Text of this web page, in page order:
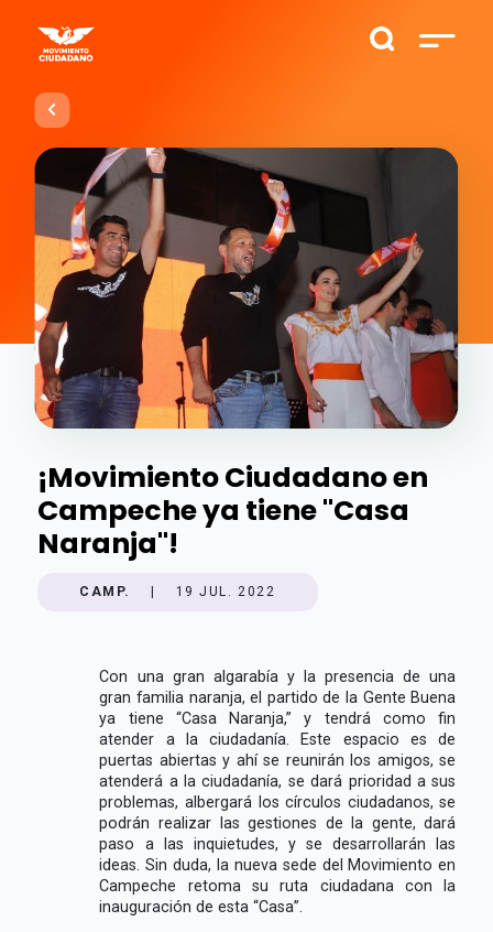
¡Movimiento Ciudadano en
Campeche ya tiene "Casa
Naranja"!
CAMP. 19 JUL. 2022
Con una gran algarabía y la presencia de una
gran familia naranja, el partido de la Gente Buena
ya tiene “Casa Naranja,” y tendrá como fin
atender a la ciudadanía. Este espacio es de
puertas abiertas y ahí se reunirán los amigos, se
atenderá a la ciudadanía, se dará prioridad a sus
problemas, albergará los círculos ciudadanos, se
podrán realizar las gestiones de la gente, dará
paso a las inquietudes, y se desarrollarán las
ideas. Sin duda, la nueva sede del Movimiento en
Campeche retoma su ruta ciudadana con la
inauguración de esta “Casa”.